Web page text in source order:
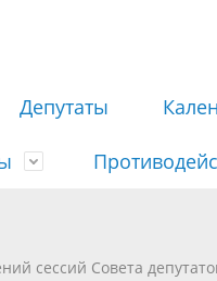
Депутаты
решений сессий
сессий Совета